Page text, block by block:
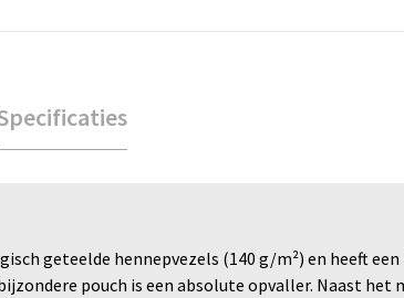
geteelde hennepvezels (140 g/m²) en heeft een
pouch is een absolute opvaller. Naast het